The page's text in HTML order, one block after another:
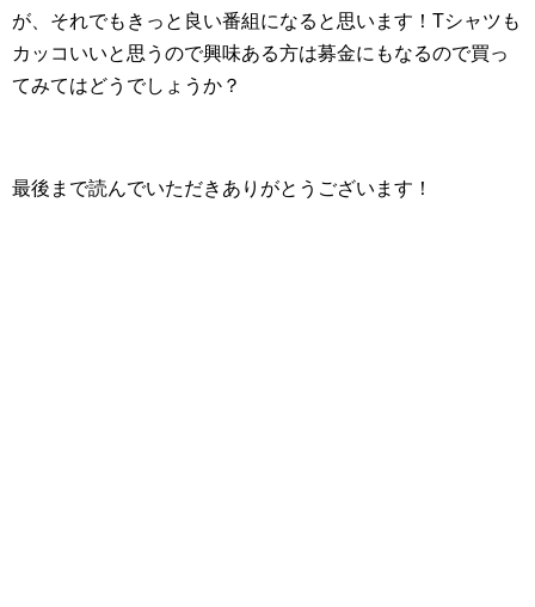
が、それでもきっと良い番組になると思います！Tシャツも
カッコいいと思うので興味ある方は募金にもなるので買っ
てみてはどうでしょうか？
最後まで読んでいただきありがとうございます！